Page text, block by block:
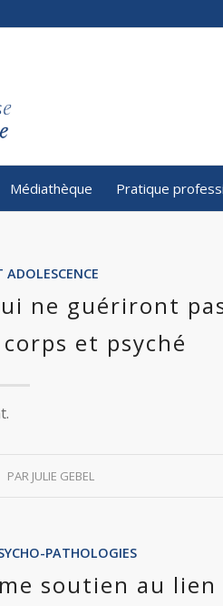
Médiathèque Pratique
ADOLESCENCE
ne guériront
et psyché
PAR JULIE GEBEL
PATHOLOGIES
soutien au